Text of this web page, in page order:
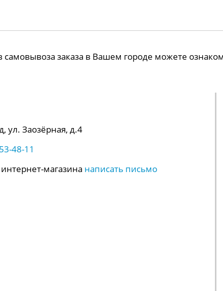
самовывоза заказа в Вашем городе можете
ул. Заозёрная, д.4
48-11
магазина написать письмо